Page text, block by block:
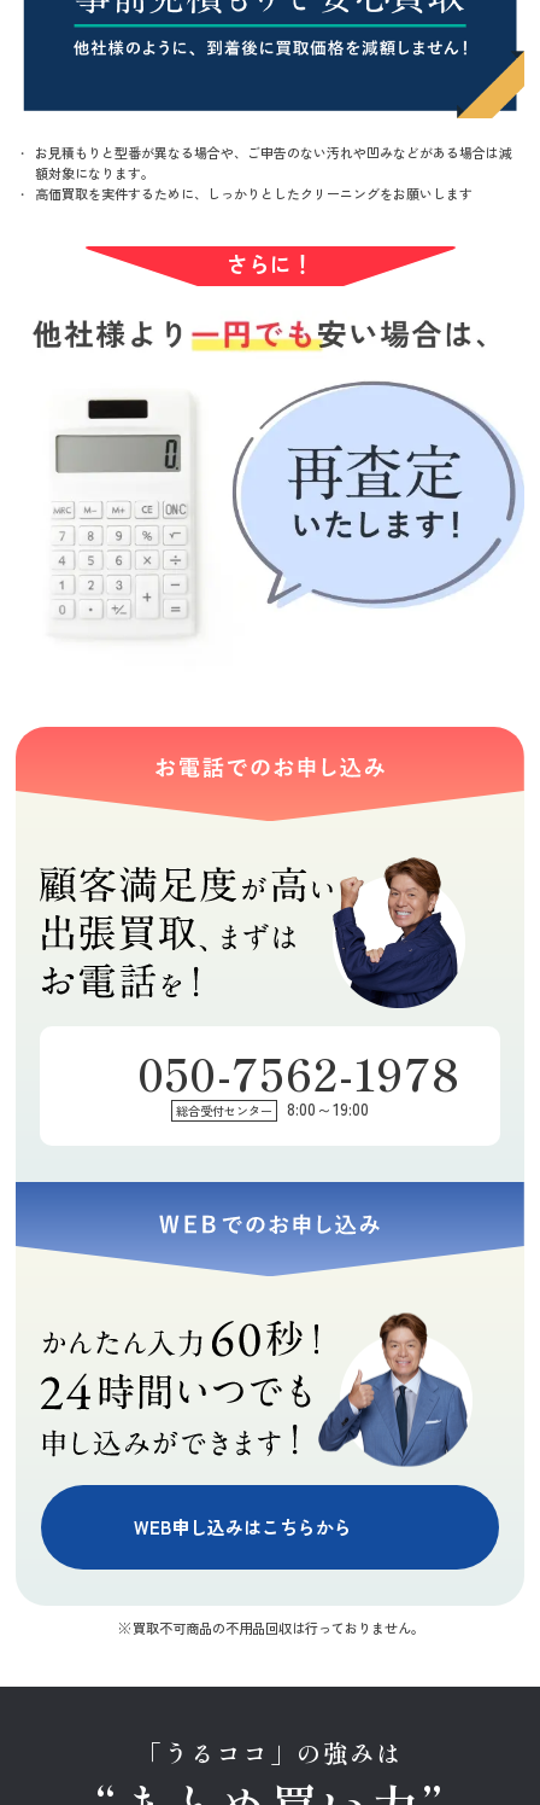
お見積もりと型番が異なる場合や、ご申告のない汚れや凹みなどがある場合は減
額対象になります。
高価買取を実件するために、しっかりとしたクリーニングをお願いします
さらに！
050-7562-1978
総合受付センター 8:00～19:00
WEB申し込みはこちらから
買取不可商品の不用品回収は行っておりません。
「うるココ」の強みは